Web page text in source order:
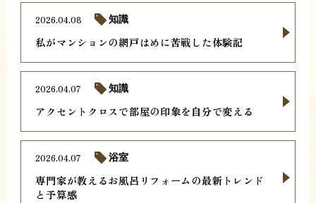
私がマンションの網戸はめに苦戦した体験記
2026.04.08 知識
アクセントクロスで部屋の印象を自分で変える
2026.04.07 知識
専門家が教えるお風呂リフォームの最新トレンド
と予算感
2026.04.07 浴室